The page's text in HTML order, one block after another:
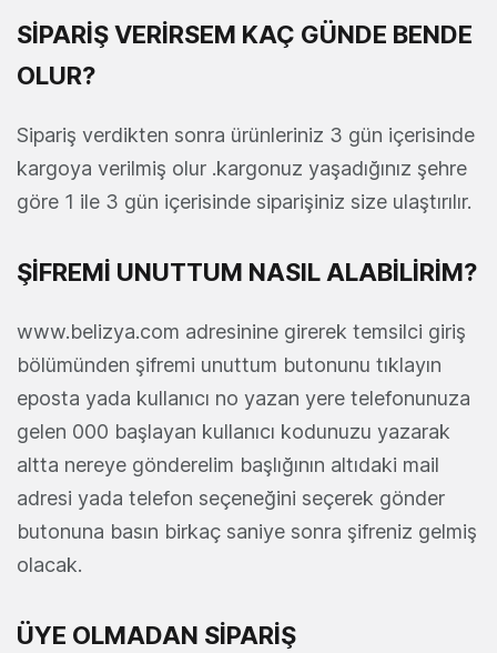
SİPARİŞ VERİRSEM KAÇ GÜNDE BENDE
OLUR?
Sipariş verdikten sonra ürünleriniz 3 gün içerisinde
kargoya verilmiş olur .kargonuz yaşadığınız şehre
göre 1 ile 3 gün içerisinde siparişiniz size ulaştırılır.
ŞİFREMİ UNUTTUM NASIL ALABİLİRİM?
www.belizya.com adresinine girerek temsilci giriş
bölümünden şifremi unuttum butonunu tıklayın
eposta yada kullanıcı no yazan yere telefonunuza
gelen 000 başlayan kullanıcı kodunuzu yazarak
altta nereye gönderelim başlığının altıdaki mail
adresi yada telefon seçeneğini seçerek gönder
butonuna basın birkaç saniye sonra şifreniz gelmiş
olacak.
ÜYE OLMADAN SİPARİŞ